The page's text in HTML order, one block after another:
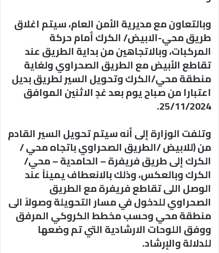
وبالتعاون مع مديرية الأمن العام، سيتم اغلاق
طريق محي-الابيض/ الكرك أمام حركة
المركبات، وبالاتجاهين من بداية الطريق عند
تقاطع الأبيض مع الطريق الصحراوي ولغاية
منطقة محي/الكرك وتحويل السير لطريق بديل
اعتبارا من صباح يوم بعد غدٍ الاثنين الموافق
25/11/2024.
وتلفت الوزارة إلى أنه سيتم تحويل السير القادم
من (للابيض /الطريق الصحراوي باتجاه محي /
الكرك إلى طريق فريفرة – الحامدية – محي/
الكرك وبالعكس، وذلك بالانعطاف يميناً عند
الوصل اللى تقاطع فريفرة مع الطريق
الصحراوي للدخول في مسار التحويلة وصولاً الى
منطقة محي وحسب مخطط الكروكي المرفق
ووفق اللوحات الارشادية التي تم وضعها
للدلالة والإرشاد.